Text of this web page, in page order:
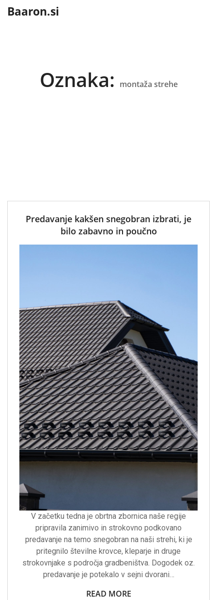
Baaron.si
Oznaka: montaža strehe
Predavanje kakšen snegobran izbrati, je
bilo zabavno in poučno
V začetku tedna je obrtna zbornica naše regije
pripravila zanimivo in strokovno podkovano
predavanje na temo snegobran na naši strehi, ki je
pritegnilo številne krovce, kleparje in druge
strokovnjake s področja gradbeništva. Dogodek oz.
predavanje je potekalo v sejni dvorani…
READ MORE